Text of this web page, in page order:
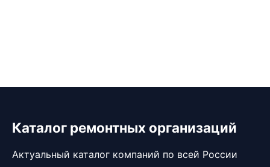
Каталог ремонтных организаций
Актуальный каталог компаний по всей России